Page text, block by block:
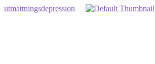
utmattningsdepression